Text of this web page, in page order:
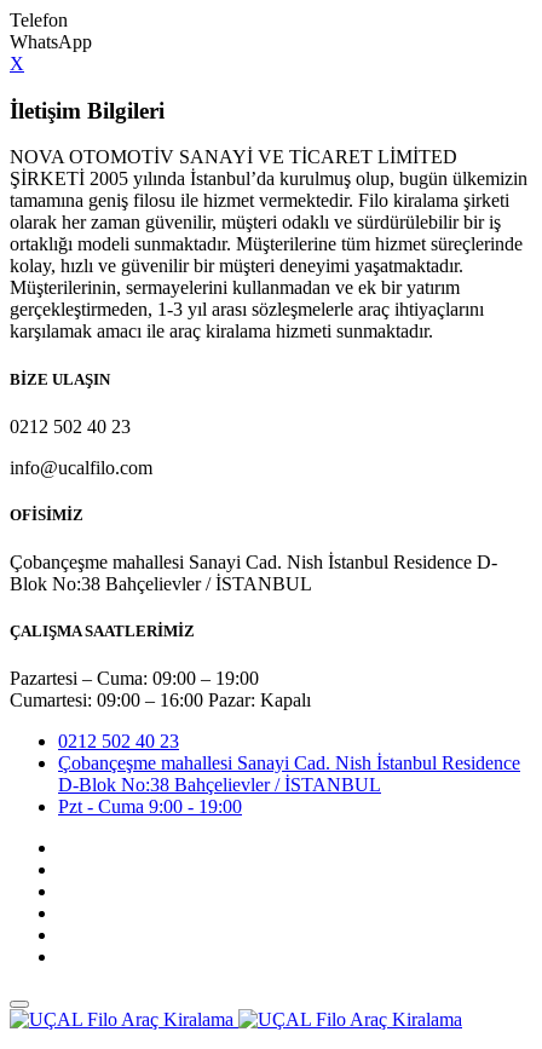
Telefon
WhatsApp
X
İletişim Bilgileri
NOVA OTOMOTİV SANAYİ VE TİCARET LİMİTED
ŞİRKETİ 2005 yılında İstanbul’da kurulmuş olup, bugün ülkemizin
tamamına geniş filosu ile hizmet vermektedir. Filo kiralama şirketi
olarak her zaman güvenilir, müşteri odaklı ve sürdürülebilir bir iş
ortaklığı modeli sunmaktadır. Müşterilerine tüm hizmet süreçlerinde
kolay, hızlı ve güvenilir bir müşteri deneyimi yaşatmaktadır.
Müşterilerinin, sermayelerini kullanmadan ve ek bir yatırım
gerçekleştirmeden, 1-3 yıl arası sözleşmelerle araç ihtiyaçlarını
karşılamak amacı ile araç kiralama hizmeti sunmaktadır.
BİZE ULAŞIN
0212 502 40 23
info@ucalfilo.com
OFİSİMİZ
Çobançeşme mahallesi Sanayi Cad. Nish İstanbul Residence D-
Blok No:38 Bahçelievler / İSTANBUL
ÇALIŞMA SAATLERİMİZ
Pazartesi – Cuma: 09:00 – 19:00
Cumartesi: 09:00 – 16:00 Pazar: Kapalı
0212 502 40 23
Çobançeşme mahallesi Sanayi Cad. Nish İstanbul Residence
D-Blok No:38 Bahçelievler / İSTANBUL
Pzt - Cuma 9:00 - 19:00